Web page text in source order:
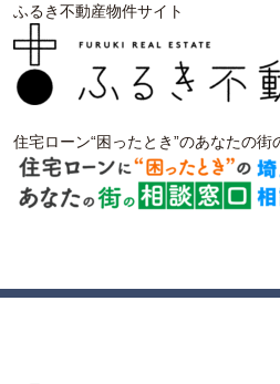
ふるき不動産物件サイト
住宅ローン“困ったとき”のあなたの街